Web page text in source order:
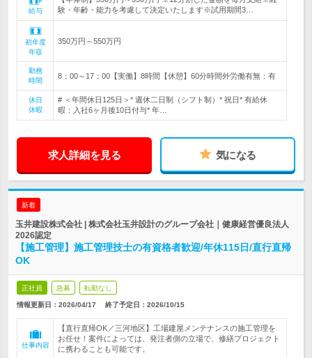
給与
験・年齢・能力を考慮して決定いたします※試用期間3…
初年度
年収
350万円～550万円
勤務
時間
8：00～17：00【実働】8時間【休憩】60分時間外労働有無：有
休日
休暇
# ＜年間休日125日＞* 週休二日制（シフト制）* 祝日* 有給休
暇：入社6ヶ月後10日付与* 年…
求人詳細を見る 気になる
新着
玉井建設株式会社 | 株式会社玉井設計のグループ会社｜健康経営優良法人
2026認定
【施工管理】施工管理技士の有資格者歓迎/年休115日/直行直帰
OK
正社員 急募 転勤なし
情報更新日：2026/04/17 終了予定日： 2026/10/15
仕事内容
【直行直帰OK／三河地区】工場建屋メンテナンスの施工管理を
お任せ！案件によっては、発注者側の立場で、修繕プロジェクト
に携わることも可能です。